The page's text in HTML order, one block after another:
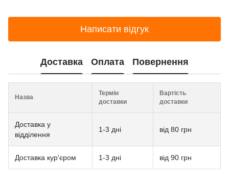
Написати відгук
Доставка Оплата Повернення
Назва
Термін
доставки
Вартість
доставки
Доставка у
відділення
1-3 дні від 80 грн
Доставка кур'єром 1-3 дні від 90 грн